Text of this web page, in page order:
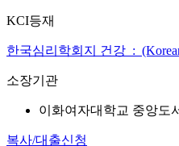
KCI등재
한국심리학회지 건강 :
소장기관
이화여자대학교 중앙도
복사/대출신청